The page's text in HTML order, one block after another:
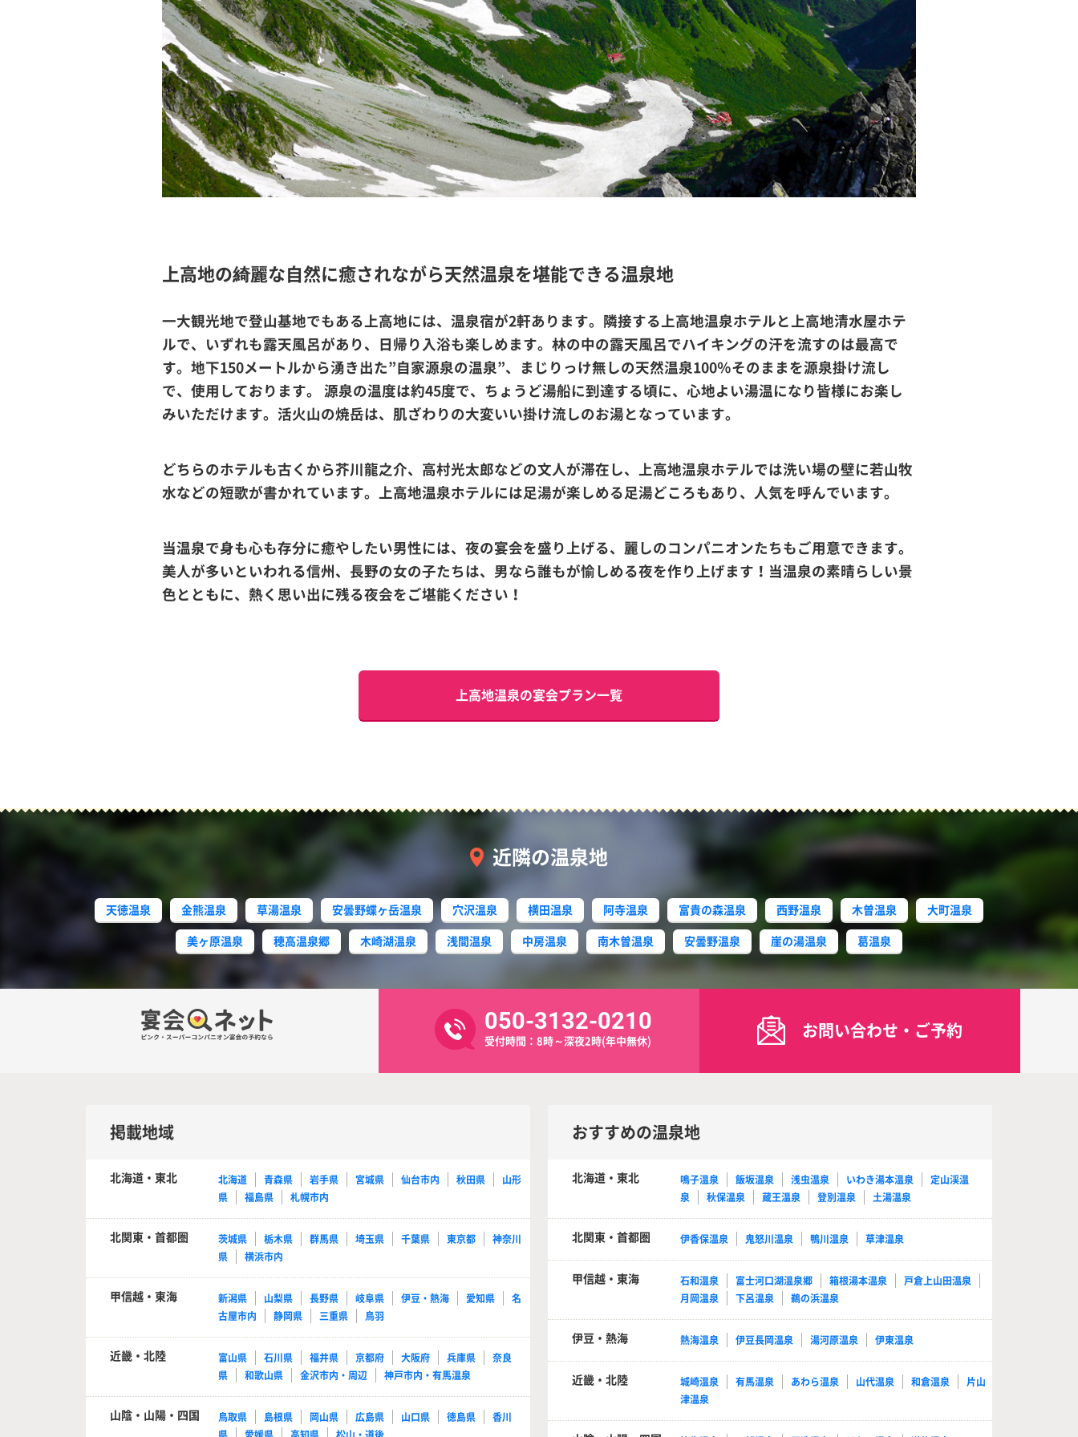
上高地の綺麗な自然に癒されながら天然温泉を堪能できる温泉地
一大観光地で登山基地でもある上高地には、温泉宿が2軒あります。隣接する上高地温泉ホテルと上高地清水屋ホテ
ルで、いずれも露天風呂があり、日帰り入浴も楽しめます。林の中の露天風呂でハイキングの汗を流すのは最高で
す。地下150メートルから湧き出た”自家源泉の温泉”、まじりっけ無しの天然温泉100％そのままを源泉掛け流し
で、使用しております。 源泉の温度は約45度で、ちょうど湯船に到達する頃に、心地よい湯温になり皆様にお楽し
みいただけます。活火山の焼岳は、肌ざわりの大変いい掛け流しのお湯となっています。
どちらのホテルも古くから芥川龍之介、高村光太郎などの文人が滞在し、上高地温泉ホテルでは洗い場の壁に若山牧
水などの短歌が書かれています。上高地温泉ホテルには足湯が楽しめる足湯どころもあり、人気を呼んでいます。
当温泉で身も心も存分に癒やしたい男性には、夜の宴会を盛り上げる、麗しのコンパニオンたちもご用意できます。
美人が多いといわれる信州、長野の女の子たちは、男なら誰もが愉しめる夜を作り上げます！当温泉の素晴らしい景
色とともに、熱く思い出に残る夜会をご堪能ください！
上高地温泉の宴会プラン一覧
近隣の温泉地
天徳温泉 金熊温泉 草湯温泉 安曇野蝶ヶ岳温泉 穴沢温泉 横田温泉 阿寺温泉 富貴の森温泉 西野温泉 木曽温泉
大町温泉
美ヶ原温泉
穂高温泉郷 木崎湖温泉 浅間温泉 中房温泉 南木曽温泉 安曇野温泉 崖の湯温泉 葛温泉
050-3132-0210
受付時間：8時～深夜2時(年中無休) お問い合わせ・ご予約
掲載地域
北海道・東北 北海道 青森県 岩手県 宮城県 仙台市内 秋田県
山形
県
福島県 札幌市内
北関東・首都圏 茨城県 栃木県 群馬県 埼玉県 千葉県 東京都
神奈川
県
横浜市内
甲信越・東海 新潟県 山梨県 長野県 岐阜県 伊豆・熱海 愛知県
名
古屋市内
静岡県 三重県 鳥羽
近畿・北陸 富山県 石川県 福井県 京都府 大阪府 兵庫県
奈良
県
和歌山県 金沢市内・周辺 神戸市内・有馬温泉
山陰・山陽・四国 鳥取県 島根県 岡山県 広島県 山口県 徳島県
香川
おすすめの温泉地
北海道・東北 鳴子温泉 飯坂温泉 浅虫温泉 いわき湯本温泉
定山渓温
泉
秋保温泉 蔵王温泉 登別温泉 土湯温泉
北関東・首都圏 伊香保温泉 鬼怒川温泉 鴨川温泉 草津温泉
甲信越・東海 石和温泉 富士河口湖温泉郷 箱根湯本温泉
戸倉上山田温泉
月岡温泉
下呂温泉 鵜の浜温泉
伊豆・熱海 熱海温泉 伊豆長岡温泉 湯河原温泉 伊東温泉
近畿・北陸 城崎温泉 有馬温泉 あわら温泉 山代温泉 和倉温泉
片山
津温泉